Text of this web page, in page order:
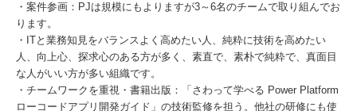
・案件参画：PJは規模にもよりますが3～6名のチームで取り組んでお
ります。
・ITと業務知見をバランスよく高めたい人、純粋に技術を高めたい
人、向上心、探求心のある方が多く、素直で、素朴で純粋で、真面目
な人がいい方が多い組織です。
・チームワークを重視・書籍出版：「さわって学べる Power Platform
ローコードアプリ開発ガイド」の技術監修を担う。他社の研修にも使